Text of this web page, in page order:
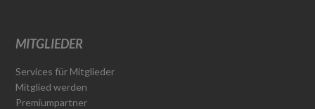
MITGLIEDER
Services für Mitglieder
Mitglied werden
Premiumpartner